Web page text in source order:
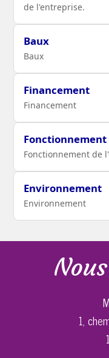
de l'entreprise.
Baux
Baux
Financement
Financement
Fonctionnement de
Environnement
Environnement
1,